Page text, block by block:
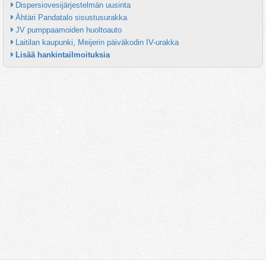
Dispersiovesijärjestelmän uusinta
Ähtäri Pandatalo sisustusurakka
JV pumppaamoiden huoltoauto
Laitilan kaupunki, Meijerin päiväkodin IV-urakka
Lisää hankintailmoituksia